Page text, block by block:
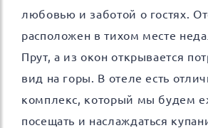
любовью и заботой о гостях.
расположен в тихом месте
Прут, а из окон открывается
вид на горы. В отеле есть
комплекс, который мы будем
посещать и наслаждаться